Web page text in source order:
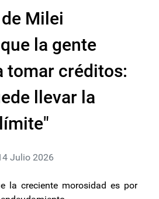
Milei
la gente
tomar créditos:
llevar la
Julio 2026
la creciente morosidad es por